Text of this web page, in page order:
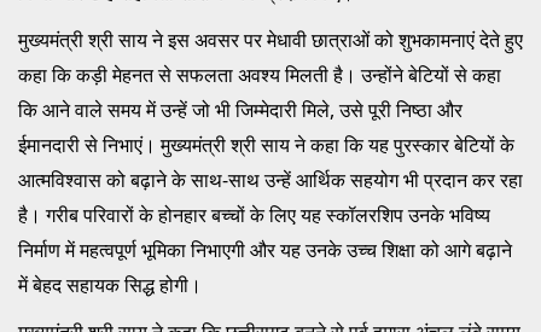
मुख्यमंत्री श्री साय ने इस अवसर पर मेधावी छात्राओं को शुभकामनाएं देते हुए
कहा कि कड़ी मेहनत से सफलता अवश्य मिलती है। उन्होंने बेटियों से कहा
कि आने वाले समय में उन्हें जो भी जिम्मेदारी मिले, उसे पूरी निष्ठा और
ईमानदारी से निभाएं। मुख्यमंत्री श्री साय ने कहा कि यह पुरस्कार बेटियों के
आत्मविश्वास को बढ़ाने के साथ-साथ उन्हें आर्थिक सहयोग भी प्रदान कर रहा
है। गरीब परिवारों के होनहार बच्चों के लिए यह स्कॉलरशिप उनके भविष्य
निर्माण में महत्वपूर्ण भूमिका निभाएगी और यह उनके उच्च शिक्षा को आगे बढ़ाने
में बेहद सहायक सिद्ध होगी।